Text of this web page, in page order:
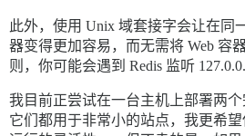
此外，使用 Unix 域套接字会让在同
器变得更加容易，而无需将 Web 容
则，你可能会遇到 Redis 监听
我目前正尝试在一台主机上部署两
它们都用于非常小的站点，我更希